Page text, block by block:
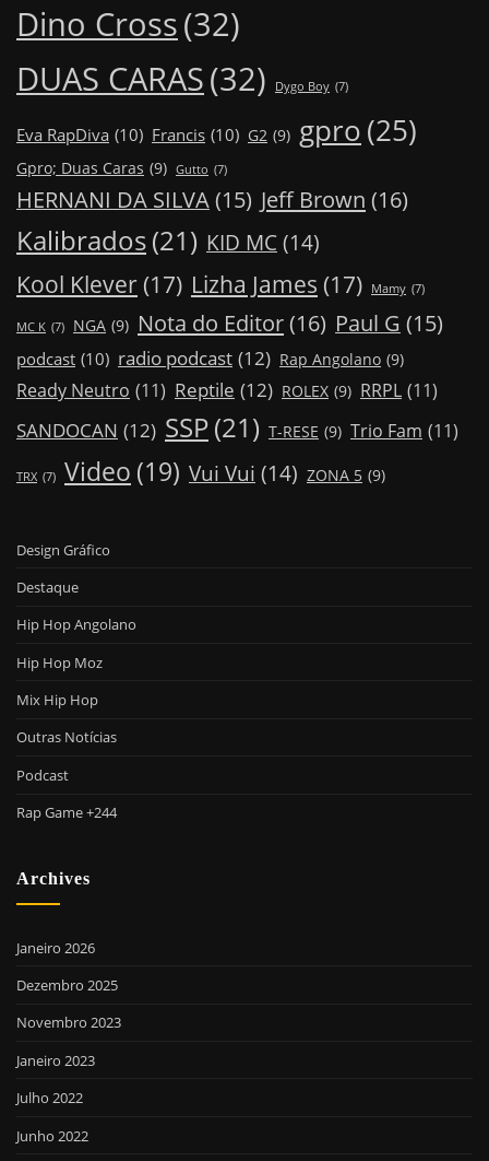
Dino Cross(32)
DUAS CARAS(32) Dygo Boy (7)
Eva RapDiva (10) Francis (10) G2 (9) gpro(25)
Gpro; Duas Caras (9) Gutto (7)
HERNANI DA SILVA(15) Jeff Brown (16)
Kalibrados(21) KID MC (14)
Kool Klever (17) Lizha James (17) Mamy (7)
MC K (7) NGA (9) Nota do Editor(16) Paul G (15)
podcast (10) radio podcast (12) Rap Angolano (9)
Ready Neutro (11) Reptile (12) ROLEX (9) RRPL (11)
SANDOCAN (12) SSP(21) T-RESE (9) Trio Fam (11)
TRX (7) Video (19) Vui Vui (14) ZONA 5 (9)
Design Gráfico
Destaque
Hip Hop Angolano
Hip Hop Moz
Mix Hip Hop
Outras Notícias
Podcast
Rap Game +244
Archives
Janeiro 2026
Dezembro 2025
Novembro 2023
Janeiro 2023
Julho 2022
Junho 2022